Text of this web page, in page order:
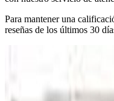
Para mantener una
reseñas de los últimos 30